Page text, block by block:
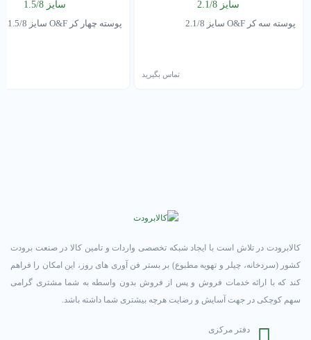
پوسته سه کر O&F سایز 2.1/8
تماس بگیرید
پوسته چهار کر O&F سایز 1.5/8
کالابرودت در تلاش است با ایجاد شبکه تخصصی واردات و تامین کالا در صنعت برودت
کشور (سردخانه، چیلر و تهویه مطبوع) بر بستر فن آوری های روز، این امکان را فراهم
کند که با ارائه خدمات فروش و پس از فروش بدون واسطه به شما مشتری گرامی
سهم کوچکی در جهت آسایش و رضایت هرچه بیشتری شما داشته باشد.
دفتر مرکزی